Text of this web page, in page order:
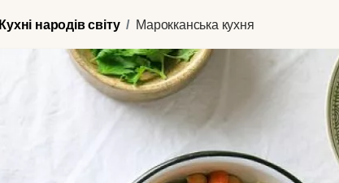
Кухні народів світу Марокканська кухня